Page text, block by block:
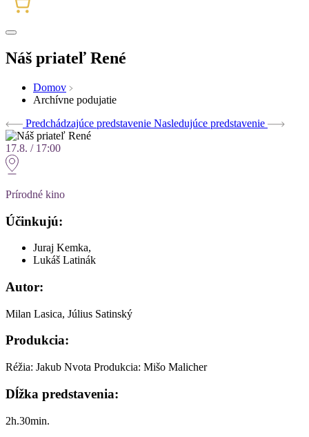
Náš priateľ René
Domov
Archívne podujatie
Predchádzajúce predstavenie Nasledujúce predstavenie
17.8. / 17:00
Prírodné kino
Účinkujú:
Juraj Kemka,
Lukáš Latinák
Autor:
Milan Lasica, Július Satinský
Produkcia:
Réžia: Jakub Nvota Produkcia: Mišo Malicher
Dĺžka predstavenia:
2h.30min.